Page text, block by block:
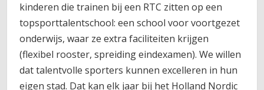
kinderen die trainen bij een RTC zitten op een
topsporttalentschool: een school voor voortgezet
onderwijs, waar ze extra faciliteiten krijgen
(flexibel rooster, spreiding eindexamen). We willen
dat talentvolle sporters kunnen excelleren in hun
eigen stad. Dat kan elk jaar bij het Holland Nordic